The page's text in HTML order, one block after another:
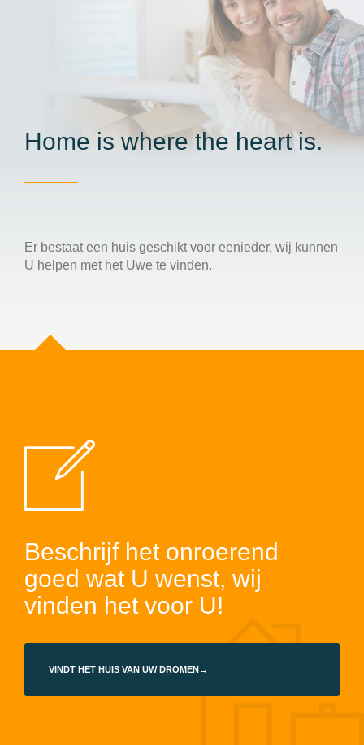
Home is where the heart is.
Er bestaat een huis geschikt voor eenieder, wij kunnen
U helpen met het Uwe te vinden.
Beschrijf het onroerend
goed wat U wenst, wij
vinden het voor U!
VINDT HET HUIS VAN UW DROMEN→